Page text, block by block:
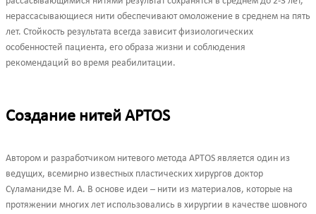
нерассасывающиеся нити обеспечивают омоложение в среднем на пять
лет. Стойкость результата всегда зависит физиологических
особенностей пациента, его образа жизни и соблюдения
рекомендаций во время реабилитации.
Создание нитей APTOS
Автором и разработчиком нитевого метода APTOS является один из
ведущих, всемирно известных пластических хирургов доктор
Суламанидзе М. А. В основе идеи – нити из материалов, которые на
протяжении многих лет использовались в хирургии в качестве шовного